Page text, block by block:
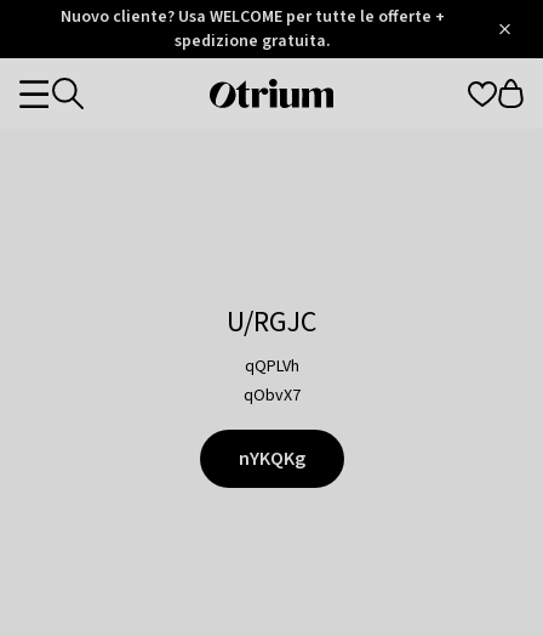
Otrium
Trustpilot
Nuovo cliente? Usa WELCOME per tutte le offerte +
spedizione gratuita.
Otrium
Categories
U/RGJC
qQPLVh
qObvX7
nYKQKg